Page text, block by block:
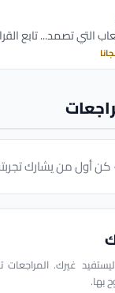
التي تصمد... تابع
أول من يشارك
غيرك.
بها.